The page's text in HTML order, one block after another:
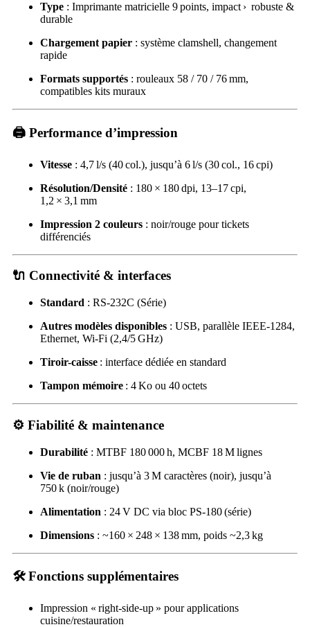
Type : Imprimante matricielle 9 points, impact › robuste &
durable
Chargement papier : système clamshell, changement
rapide
Formats supportés : rouleaux 58 / 70 / 76 mm,
compatibles kits muraux
🖨️ Performance d’impression
Vitesse : 4,7 l/s (40 col.), jusqu’à 6 l/s (30 col., 16 cpi)
Résolution/Densité : 180 × 180 dpi, 13–17 cpi,
1,2 × 3,1 mm
Impression 2 couleurs : noir/rouge pour tickets
différenciés
🔌 Connectivité & interfaces
Standard : RS‑232C (Série)
Autres modèles disponibles : USB, parallèle IEEE‑1284,
Ethernet, Wi‑Fi (2,4/5 GHz)
Tiroir-caisse : interface dédiée en standard
Tampon mémoire : 4 Ko ou 40 octets
⚙️ Fiabilité & maintenance
Durabilité : MTBF 180 000 h, MCBF 18 M lignes
Vie de ruban : jusqu’à 3 M caractères (noir), jusqu’à
750 k (noir/rouge)
Alimentation : 24 V DC via bloc PS‑180 (série)
Dimensions : ~160 × 248 × 138 mm, poids ~2,3 kg
🛠️ Fonctions supplémentaires
Impression « right-side-up » pour applications
cuisine/restauration